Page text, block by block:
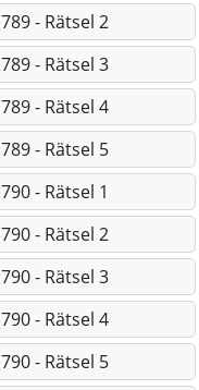
- Rätsel 2
- Rätsel 3
- Rätsel 4
- Rätsel 5
- Rätsel 1
- Rätsel 2
- Rätsel 3
- Rätsel 4
- Rätsel 5